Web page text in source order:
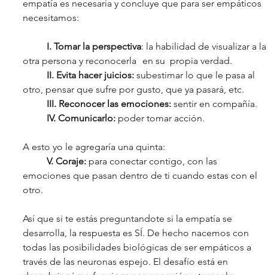
empatía es necesaria y concluye que para ser empáticos
necesitamos:
I. Tomar la perspectiva: la habilidad de visualizar a la
otra persona y reconocerla 	en su  propia verdad.
II. Evita hacer juicios: subestimar lo que le pasa al
otro, pensar que sufre por gusto, que ya pasará, etc.
III. Reconocer las emociones: sentir en compañía.
IV. Comunicarlo: poder tomar acción.
A esto yo le agregaría una quinta:
V. Coraje: para conectar contigo, con las
emociones que pasan dentro de ti cuando estas con el
otro.
Así que si te estás preguntandote si la empatía se
desarrolla, la respuesta es SÍ. De hecho nacemos con
todas las posibilidades biológicas de ser empáticos a
través de las neuronas espejo. El desafío está en